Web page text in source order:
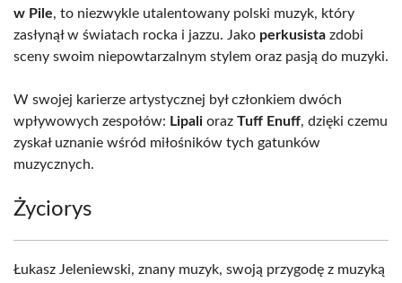
w Pile, to niezwykle utalentowany polski muzyk, który
zasłynął w światach rocka i jazzu. Jako perkusista zdobi
sceny swoim niepowtarzalnym stylem oraz pasją do muzyki.
W swojej karierze artystycznej był członkiem dwóch
wpływowych zespołów: Lipali oraz Tuff Enuff, dzięki czemu
zyskał uznanie wśród miłośników tych gatunków
muzycznych.
Życiorys
Łukasz Jeleniewski, znany muzyk, swoją przygodę z muzyką